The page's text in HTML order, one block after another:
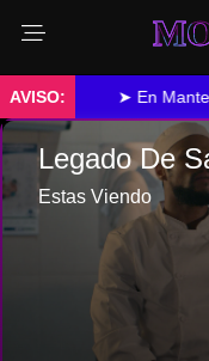
MOVIE
➤ En